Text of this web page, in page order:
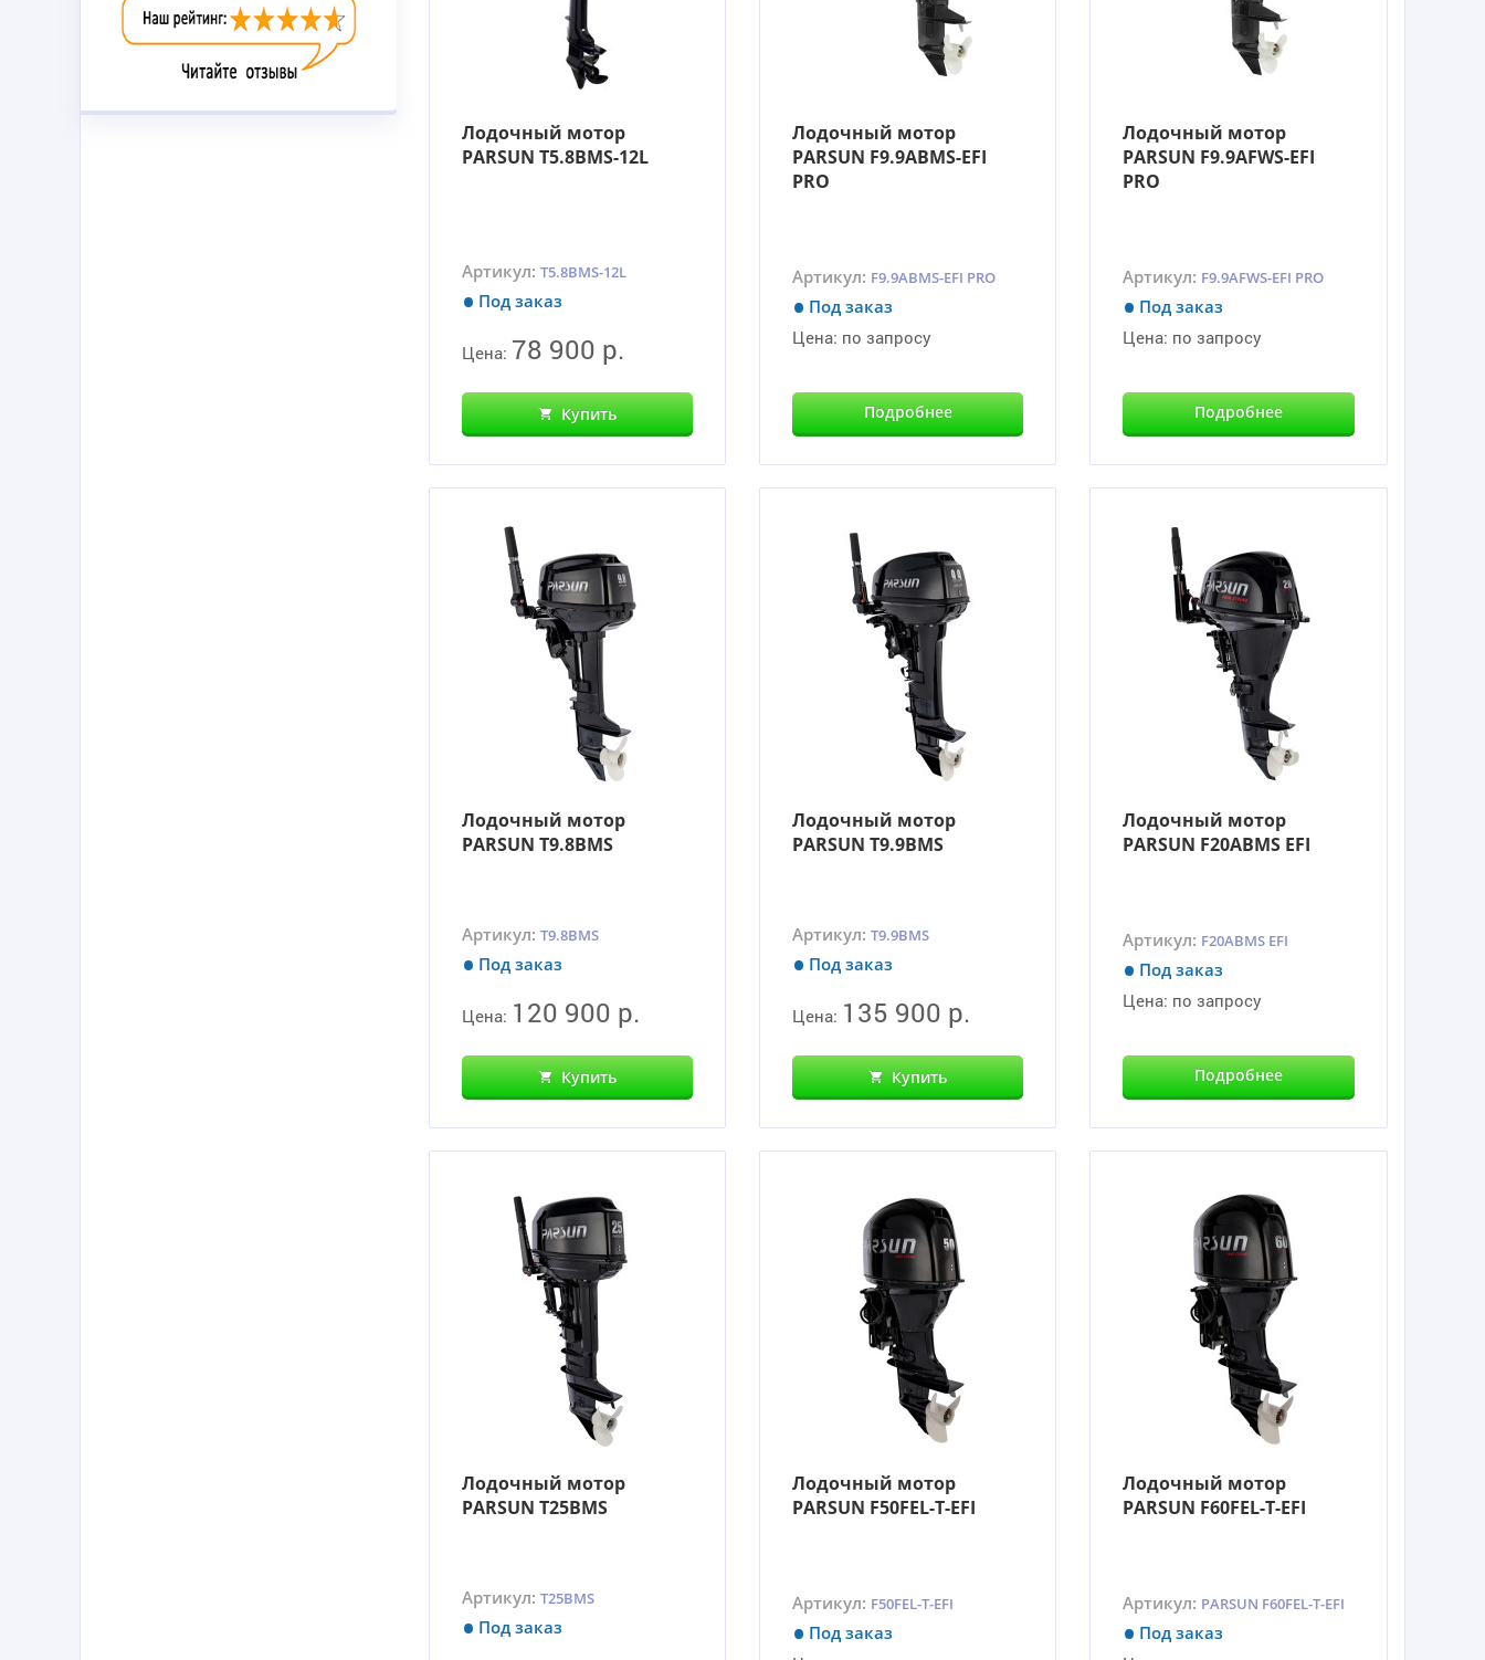
Лодочный мотор
PARSUN T5.8BMS-12L
Артикул: T5.8BMS-12L
Под заказ
Цена: 78 900 р.
Купить
Лодочный мотор
PARSUN F9.9ABMS-EFI
PRO
Артикул: F9.9ABMS-EFI PRO
Под заказ
Цена: по запросу
Подробнее
Лодочный мотор
PARSUN F9.9AFWS-EFI
PRO
Артикул: F9.9AFWS-EFI PRO
Под заказ
Цена: по запросу
Подробнее
Лодочный мотор
PARSUN T9.8BMS
Артикул: T9.8BMS
Под заказ
Цена: 120 900 р.
Купить
Лодочный мотор
PARSUN T9.9BMS
Артикул: T9.9BMS
Под заказ
Цена: 135 900 р.
Купить
Лодочный мотор
PARSUN F20ABMS EFI
Артикул: F20ABMS EFI
Под заказ
Цена: по запросу
Подробнее
Лодочный мотор
PARSUN T25BMS
Артикул: T25BMS
Под заказ
Лодочный мотор
PARSUN F50FEL-T-EFI
Артикул: F50FEL-T-EFI
Под заказ
Лодочный мотор
PARSUN F60FEL-T-EFI
Артикул: PARSUN F60FEL-T-EFI
Под заказ